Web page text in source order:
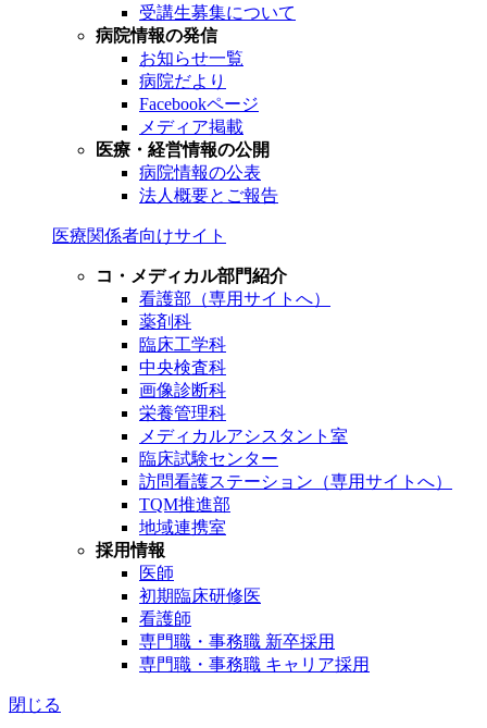
受講生募集について
病院情報の発信
お知らせ一覧
病院だより
Facebookページ
メディア掲載
医療・経営情報の公開
病院情報の公表
法人概要とご報告
医療関係者向けサイト
コ・メディカル部門紹介
看護部（専用サイトへ）
薬剤科
臨床工学科
中央検査科
画像診断科
栄養管理科
メディカルアシスタント室
臨床試験センター
訪問看護ステーション（専用サイトへ）
TQM推進部
地域連携室
採用情報
医師
初期臨床研修医
看護師
専門職・事務職 新卒採用
専門職・事務職 キャリア採用
閉じる